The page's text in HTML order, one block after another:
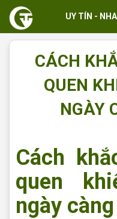
UY TÍN -
CÁCH
QUEN
NGÀY
Cách
quen
ngày